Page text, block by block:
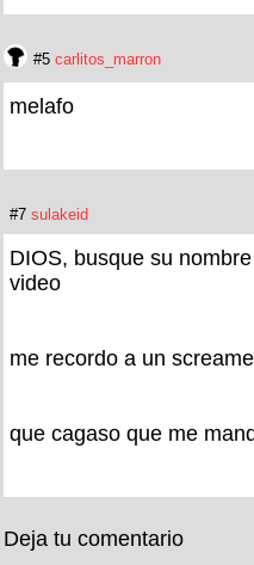
#5 carlitos_marron
melafo
#7 sulakeid
DIOS, busque su
video
me recordo a un
que cagaso que me
Deja tu comentario